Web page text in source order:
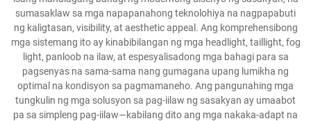
sumasaklaw sa mga napapanahong teknolohiya na nagpapabuti
ng kaligtasan, visibility, at aesthetic appeal. Ang komprehensibong
mga sistemang ito ay kinabibilangan ng mga headlight, taillight, fog
light, panloob na ilaw, at espesyalisadong mga bahagi para sa
pagsenyas na sama-sama nang gumagana upang lumikha ng
optimal na kondisyon sa pagmamaneho. Ang pangunahing mga
tungkulin ng mga solusyon sa pag-iilaw ng sasakyan ay umaabot
pa sa simpleng pag-iilaw—kabilang dito ang mga nakaka-adapt na